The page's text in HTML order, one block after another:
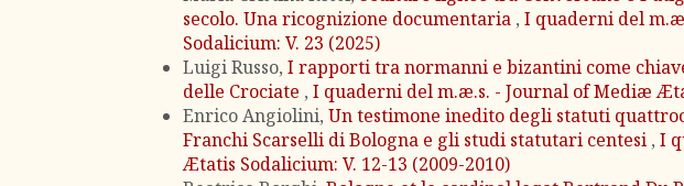
secolo. Una ricognizione documentaria ,I quaderni del
Sodalicium: V. 23 (2025)
Luigi Russo,I rapporti tra normanni e bizantini come
delle Crociate ,I quaderni del m.æ.s. - Journal of Mediæ
Enrico Angiolini,Un testimone inedito degli statuti
Franchi Scarselli di Bologna e gli studi statutari centesi ,I
Ætatis Sodalicium: V. 12-13 (2009-2010)